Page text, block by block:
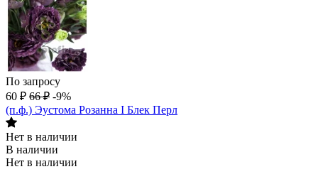
По запросу
60 ₽ 66 ₽ -9%
(п.ф.) Эустома Розанна I Блек Перл
Нет в наличии
В наличии
Нет в наличии